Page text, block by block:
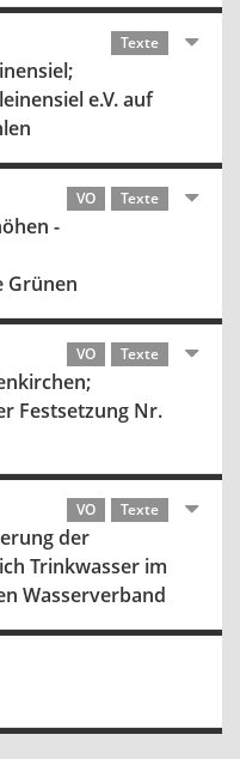
Texte
e.V. auf
VO Texte
-
Grünen
VO Texte
Festsetzung Nr.
VO Texte
der
Trinkwasser im
Wasserverband